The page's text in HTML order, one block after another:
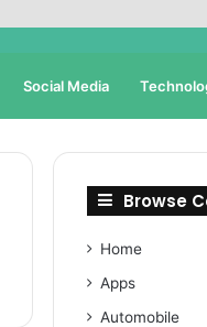
Social Media
Browse
Home
Apps
Automobile